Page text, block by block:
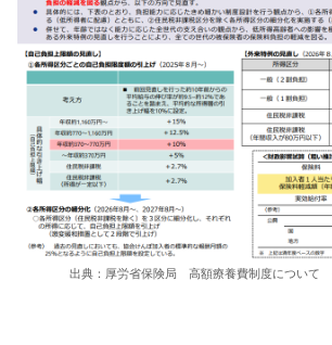
出典：厚労省保険局 高額療養費制度について